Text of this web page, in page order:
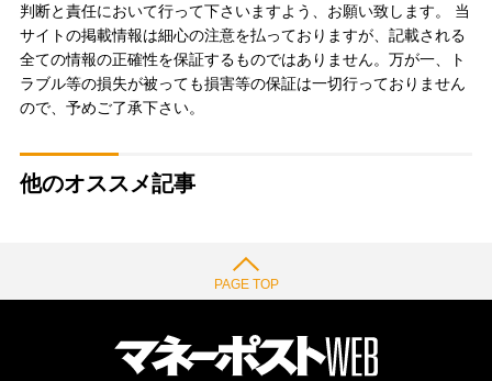
判断と責任において行って下さいますよう、お願い致します。 当
サイトの掲載情報は細心の注意を払っておりますが、記載される
全ての情報の正確性を保証するものではありません。万が一、ト
ラブル等の損失が被っても損害等の保証は一切行っておりません
ので、予めご了承下さい。
他のオススメ記事
PAGE TOP